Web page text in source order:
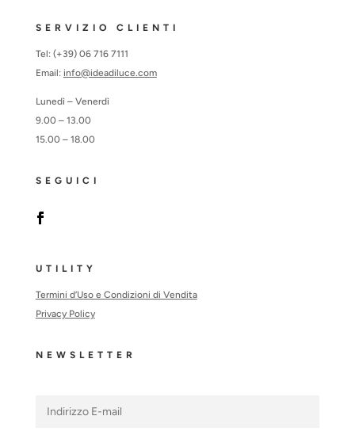
SERVIZIO CLIENTI
Tel: (+39) 06 716 7111
Email: info@ideadiluce.com
Lunedì – Venerdì
9.00 – 13.00
15.00 – 18.00
SEGUICI
UTILITY
Termini d’Uso e Condizioni di Vendita
Privacy Policy
NEWSLETTER